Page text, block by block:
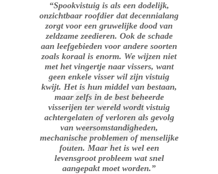
“Spookvistuig is als een dodelijk,
onzichtbaar roofdier dat decennialang
zorgt voor een gruwelijke dood van
zeldzame zeedieren. Ook de schade
aan leefgebieden voor andere soorten
zoals koraal is enorm. We wijzen niet
met het vingertje naar vissers, want
geen enkele visser wil zijn vistuig
kwijt. Het is hun middel van bestaan,
maar zelfs in de best beheerde
visserijen ter wereld wordt vistuig
achtergelaten of verloren als gevolg
van weersomstandigheden,
mechanische problemen of menselijke
fouten. Maar het is wel een
levensgroot probleem wat snel
aangepakt moet worden.”